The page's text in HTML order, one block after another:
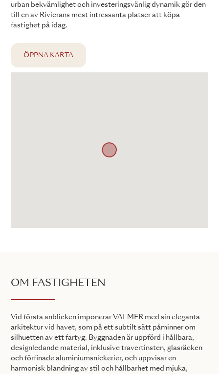
urban bekvämlighet och investeringsvänlig dynamik gör den
till en av Rivierans mest intressanta platser att köpa
fastighet på idag.
ÖPPNA KARTA
OM FASTIGHETEN
Vid första anblicken imponerar VALMER med sin eleganta
arkitektur vid havet, som på ett subtilt sätt påminner om
silhuetten av ett fartyg. Byggnaden är uppförd i hållbara,
designledande material, inklusive travertinsten, glasräcken
och förfinade aluminiumsnickerier, och uppvisar en
harmonisk blandning av stil och hållbarhet med mjuka,